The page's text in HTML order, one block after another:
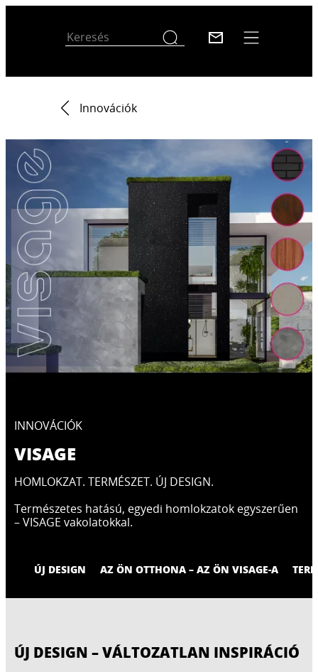
Innovációk
INNOVÁCIÓK
VISAGE
HOMLOKZAT. TERMÉSZET. ÚJ DESIGN.
Természetes hatású, egyedi homlokzatok egyszerűen
– VISAGE vakolatokkal.
ÚJ DESIGN AZ ÖN OTTHONA – AZ ÖN VISAGE-A
ÚJ DESIGN – VÁLTOZATLAN INSPIRÁCIÓ